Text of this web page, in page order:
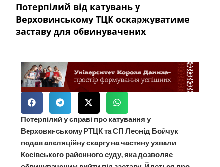
Потерпілий від катувань у
Верховинському ТЦК оскаржуватиме
заставу для обвинувачених
Потерпілий у справі про катування у
Верховинському РТЦК та СП Леонід Бойчук
подав апеляційну скаргу на частину ухвали
Косівського районного суду, яка дозволяє